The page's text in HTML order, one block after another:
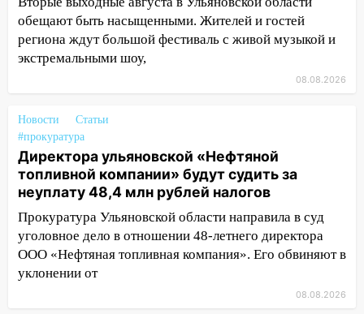
житель Вешкаймского района похитил у
знакомого 191 тысячу рублей
13:14 Ураган оторвал светофор на
проспекте Филатова в Ульяновске
Новгородской в Ульяновске и рухнуло
на электрощит
13:10
В Заволжском районе дерево
упало во дворе
13:08 Ураган ударил по Ульяновску:
сорванные крыши, поваленные деревья,
затопленные улицы и остановившиеся
трамваи
Ульяновск накрыл крупный град:
обещают быть насыщенными. Жителей и гостей
региона ждут большой фестиваль с живой музыкой и
экстремальными шоу,
08.08.2026
Новости
Статьи
#прокуратура
Директора ульяновской «Нефтяной
топливной компании» будут судить за
неуплату 48,4 млн рублей налогов
Прокуратура Ульяновской области направила в суд
уголовное дело в отношении 48-летнего директора
ООО «Нефтяная топливная компания». Его обвиняют в
уклонении от
08.08.2026